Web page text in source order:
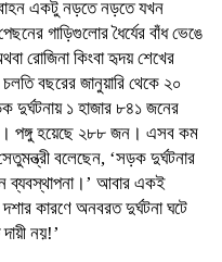
একটু নড়তে নড়তে যখন
গাড়িগুলোর ধৈর্যের বাঁধ ভেঙে
রোজিনা কিংবা হৃদয় শেখের
বছরের জানুয়ারি থেকে ২০
দুর্ঘটনায় ১ হাজার ৮৪১ জনের
পঙ্গু হয়েছে ২৮৮ জন। এসব কম
বলেছেন, ‘সড়ক দুর্ঘটনার
ব্যবস্থাপনা।’ আবার একই
কারণে অনবরত দুর্ঘটনা ঘটে
নয়!’